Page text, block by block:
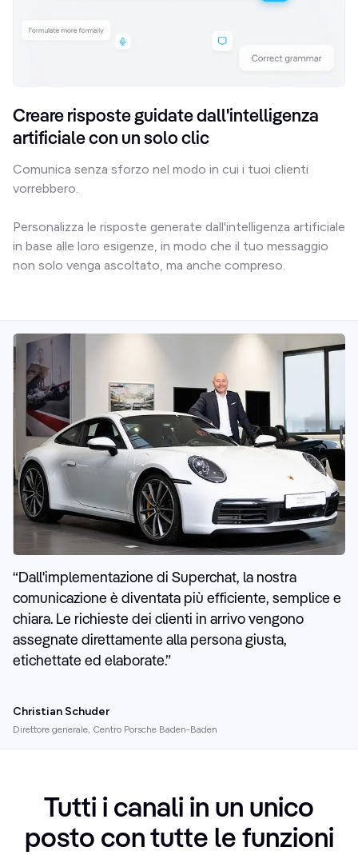
Creare risposte guidate dall'intelligenza
artificiale con un solo clic
Comunica senza sforzo nel modo in cui i tuoi clienti
vorrebbero.
Personalizza le risposte generate dall'intelligenza artificiale
in base alle loro esigenze, in modo che il tuo messaggio
non solo venga ascoltato, ma anche compreso.
“Dall'implementazione di Superchat, la nostra
comunicazione è diventata più efficiente, semplice e
chiara. Le richieste dei clienti in arrivo vengono
assegnate direttamente alla persona giusta,
etichettate ed elaborate.”
Christian Schuder
Direttore generale, Centro Porsche Baden-Baden
Tutti i canali in un unico
posto con tutte le funzioni